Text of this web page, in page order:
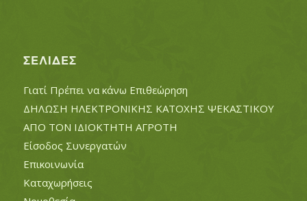
ΣΕΛΊΔΕΣ
Γιατί Πρέπει να κάνω Επιθεώρηση
ΔΗΛΩΣΗ ΗΛΕΚΤΡΟΝΙΚΗΣ ΚΑΤΟΧΗΣ ΨΕΚΑΣΤΙΚΟΥ
ΑΠΟ ΤΟΝ ΙΔΙΟΚΤΗΤΗ ΑΓΡΟΤΗ
Είσοδος Συνεργατών
Επικοινωνία
Καταχωρήσεις